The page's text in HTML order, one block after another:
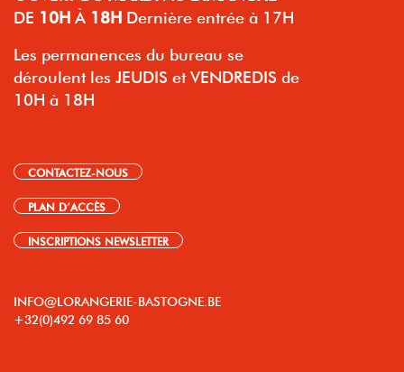
DE 10H À 18H Dernière entrée à 17H
Les permanences du bureau se
déroulent les JEUDIS et VENDREDIS de
10H à 18H
CONTACTEZ-NOUS
PLAN D’ACCÈS
INSCRIPTIONS NEWSLETTER
INFO@LORANGERIE-BASTOGNE.BE
+32(0)492 69 85 60